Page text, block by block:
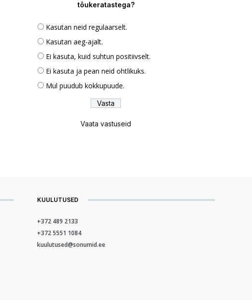
tõukeratastega?
Kasutan neid regulaarselt.
Kasutan aeg-ajalt.
Ei kasuta, kuid suhtun positiivselt.
Ei kasuta ja pean neid ohtlikuks.
Mul puudub kokkupuude.
Vaata vastuseid
KUULUTUSED
+372 489 2133
+372 5551 1084
kuulutused@sonumid.ee